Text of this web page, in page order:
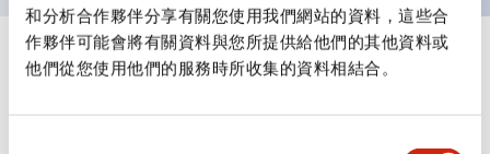
和分析合作夥伴分享有關您使用我們網站的資料，這些合
作夥伴可能會將有關資料與您所提供給他們的其他資料或
他們從您使用他們的服務時所收集的資料相結合。
規格
審美規範